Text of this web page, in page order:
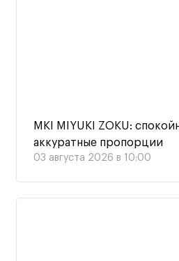
MKI MIYUKI ZOKU:
аккуратные пропорции
03 августа 2026 в 10:00